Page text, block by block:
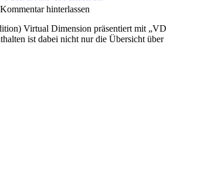
Kommentar hinterlassen
Virtual Dimension präsentiert mit „VD
ist dabei nicht nur die Übersicht über